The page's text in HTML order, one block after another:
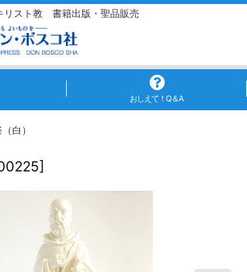
リスト教 書籍出版・聖品販売
おしえて！Q＆A
白）
]